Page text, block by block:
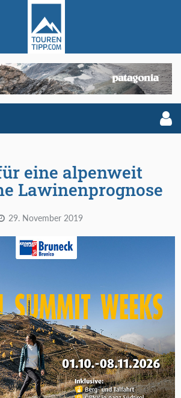
eine alpenweit
Lawinenprognose
29. November 2019